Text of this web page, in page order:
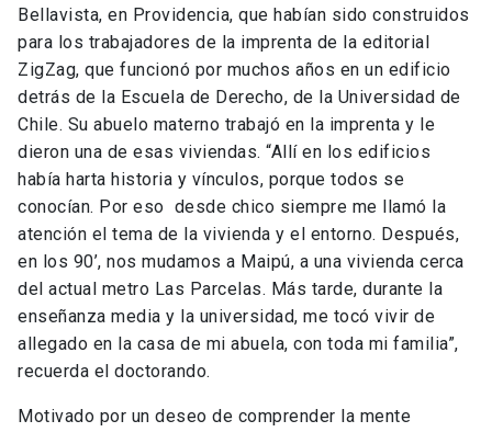
Bellavista, en Providencia, que habían sido construidos
para los trabajadores de la imprenta de la editorial
ZigZag, que funcionó por muchos años en un edificio
detrás de la Escuela de Derecho, de la Universidad de
Chile. Su abuelo materno trabajó en la imprenta y le
dieron una de esas viviendas. “Allí en los edificios
había harta historia y vínculos, porque todos se
conocían. Por eso desde chico siempre me llamó la
atención el tema de la vivienda y el entorno. Después,
en los 90’, nos mudamos a Maipú, a una vivienda cerca
del actual metro Las Parcelas. Más tarde, durante la
enseñanza media y la universidad, me tocó vivir de
allegado en la casa de mi abuela, con toda mi familia”,
recuerda el doctorando.
Motivado por un deseo de comprender la mente